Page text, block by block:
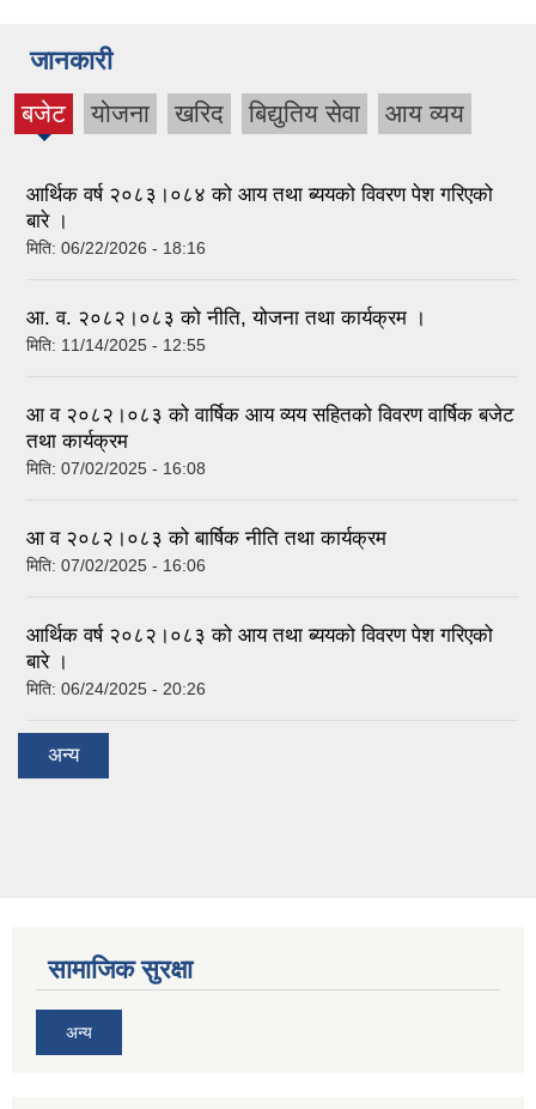
जानकारी
बजेट
(active
योजना खरिद बिद्युतिय सेवा आय व्यय
आर्थिक वर्ष २०८३।०८४ को आय तथा ब्ययको विवरण पेश गरिएको
बारे ।
मिति: 06/22/2026 - 18:16
आ. व. २०८२।०८३ को नीति, योजना तथा कार्यक्रम ।
मिति: 11/14/2025 - 12:55
आ व २०८२।०८३ को वार्षिक आय व्यय सहितको विवरण वार्षिक बजेट
तथा कार्यक्रम
मिति: 07/02/2025 - 16:08
आ व २०८२।०८३ को बार्षिक नीति तथा कार्यक्रम
मिति: 07/02/2025 - 16:06
आर्थिक वर्ष २०८२।०८३ को आय तथा ब्ययको विवरण पेश गरिएको
बारे ।
मिति: 06/24/2025 - 20:26
अन्य
सामाजिक सुरक्षा
अन्य